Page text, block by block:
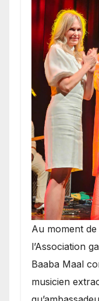
​Au moment
l’Association
Baaba Maal
musicien